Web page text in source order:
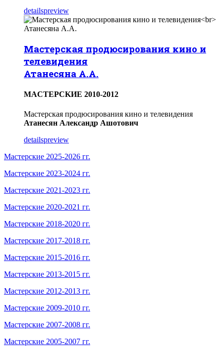
detailspreview
Мастерская продюсирования кино и
телевидения
Атанесяна А.А.
МACTEPCKИЕ 2010-2012
Мастерская продюсирования кино и телевидения
Атанесян Александр Ашотович
detailspreview
Мастерские 2025-2026 гг.
Мастерские 2023-2024 гг.
Мастерские 2021-2023 гг.
Мастерские 2020-2021 гг.
Мастерские 2018-2020 гг.
Мастерские 2017-2018 гг.
Мастерские 2015-2016 гг.
Мастерские 2013-2015 гг.
Мастерские 2012-2013 гг.
Мастерские 2009-2010 гг.
Мастерские 2007-2008 гг.
Мастерские 2005-2007 гг.